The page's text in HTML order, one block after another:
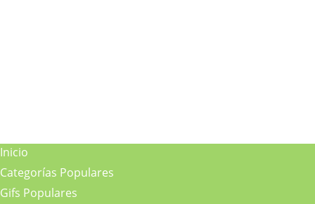
Inicio
Categorías Populares
Gifs Populares